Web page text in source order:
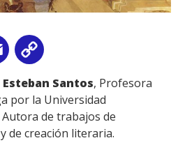
Email
Link
Santos, Profesora
por la Universidad
de trabajos de
de creación literaria.